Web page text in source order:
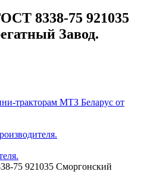
8338-75 921035
Завод.
тракторам МТЗ Беларус от
75 921035 Сморгонский